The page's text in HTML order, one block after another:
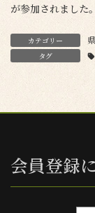
が参加されました。
カテゴリー
タグ
会員登録